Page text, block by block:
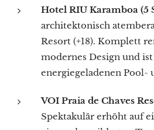
Hotel RIU Karamboa (5
architektonisch
Resort (+18). Komplett
modernes Design und
energiegeladenen Pool-
VOI Praia de Chaves
Spektakulär erhöht auf